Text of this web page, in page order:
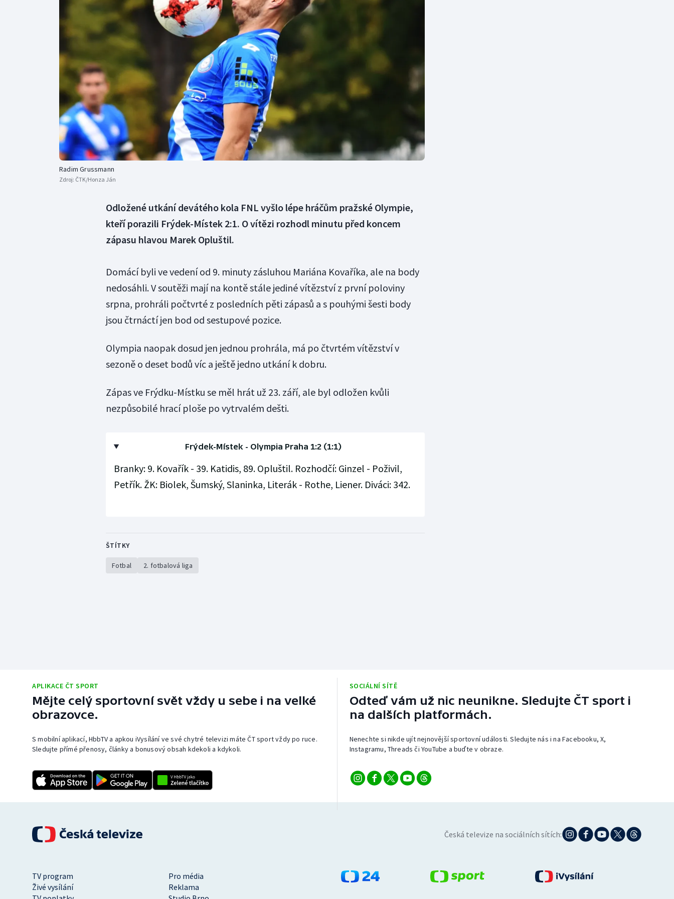
Curling
Dostihy
Golf
Gymnastika
Moderní pětiboj
Motorsport
Olympijské hry
Parasport
Plavání
Plážový volejbal
Triatlon
Vodní slalom
Volejbal
Ostatní
Radim Grussmann
Zdroj: ČTK/Honza Ján
Odložené utkání devátého kola FNL vyšlo lépe hráčům pražské Olympie,
kteří porazili Frýdek-Místek 2:1. O vítězi rozhodl minutu před koncem
zápasu hlavou Marek Opluštil.
Domácí byli ve vedení od 9. minuty zásluhou Mariána Kovaříka, ale na body
nedosáhli. V soutěži mají na kontě stále jediné vítězství z první poloviny
srpna, prohráli počtvrté z posledních pěti zápasů a s pouhými šesti body
jsou čtrnáctí jen bod od sestupové pozice.
Olympia naopak dosud jen jednou prohrála, má po čtvrtém vítězství v
sezoně o deset bodů víc a ještě jedno utkání k dobru.
Zápas ve Frýdku-Místku se měl hrát už 23. září, ale byl odložen kvůli
nezpůsobilé hrací ploše po vytrvalém dešti.
Frýdek-Místek - Olympia Praha 1:2 (1:1)
Branky: 9. Kovařík - 39. Katidis, 89. Opluštil. Rozhodčí: Ginzel - Poživil,
Petřík. ŽK: Biolek, Šumský, Slaninka, Literák - Rothe, Liener. Diváci: 342.
ŠTÍTKY
Fotbal 2. fotbalová liga
APLIKACE ČT SPORT
Mějte celý sportovní svět vždy u sebe i na velké
obrazovce.
S mobilní aplikací, HbbTV a apkou iVysílání ve své chytré televizi máte ČT sport vždy po ruce.
Sledujte přímé přenosy, články a bonusový obsah kdekoli a kdykoli.
SOCIÁLNÍ SÍTĚ
Odteď vám už nic neunikne. Sledujte ČT sport i
na dalších platformách.
Nenechte si nikde ujít nejnovější sportovní události. Sledujte nás i na Facebooku, X,
Instagramu, Threads či YouTube a buďte v obraze.
Česká televize na sociálních sítích:
TV program
Pro média
Živé vysílání
Reklama